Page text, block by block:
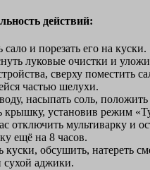
действий:
и порезать его на куски.
луковые очистки и
сверху поместить
частью шелухи.
насыпать соль,
крышку, установив режим
отключить мультиварку и
ещё на 8 часов.
куски, обсушить, натереть
сухой аджики.